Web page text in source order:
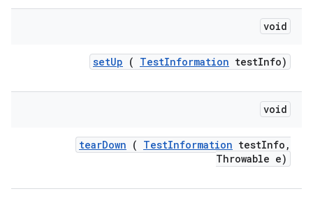
void
setUp ( TestInformation testInfo)
void
tearDown ( TestInformation testInfo ,
Throwable e)